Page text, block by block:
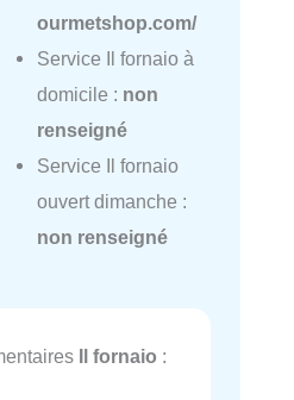
ourmetshop.com/
Service Il fornaio à
domicile : non
renseigné
Service Il fornaio
ouvert dimanche :
non renseigné
Il fornaio :